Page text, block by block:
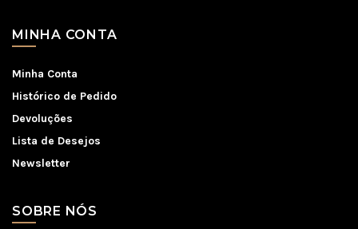
MINHA CONTA
Minha Conta
Histórico de Pedido
Devoluções
Lista de Desejos
Newsletter
SOBRE NÓS